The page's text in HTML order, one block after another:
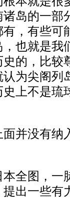
岛的一部
，有些可
也就是我
的，比较
为尖阁列
上不是琉
并没有纳
全图，一
出一些有